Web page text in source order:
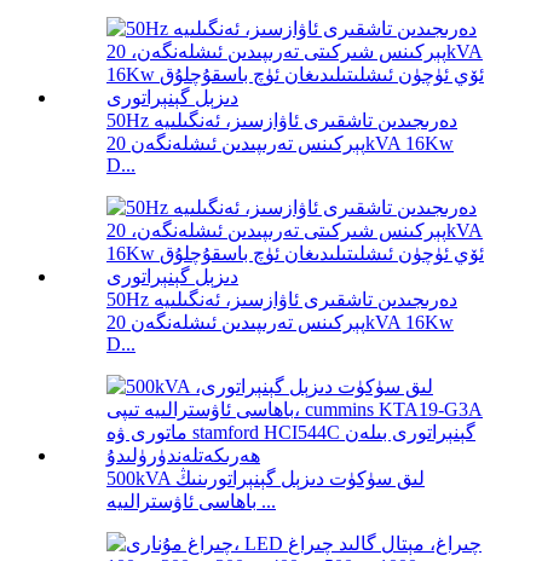
50Hz دەرىجىدىن تاشقىرى ئاۋازسىز، ئەنگىلىيە
پېركىنس تەرىپىدىن ئىشلەنگەن 20kVA 16Kw
D...
50Hz دەرىجىدىن تاشقىرى ئاۋازسىز، ئەنگىلىيە
پېركىنس تەرىپىدىن ئىشلەنگەن 20kVA 16Kw
D...
500kVA لىق سۈكۈت دىزېل گېنېراتورىنىڭ
باھاسى ئاۋسترالىيە ...